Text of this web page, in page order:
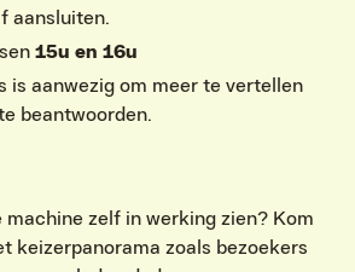
aansluiten.
15u en 16u
is aanwezig om meer te vertellen
beantwoorden.
machine zelf in werking zien? Kom
keizerpanorama zoals bezoekers